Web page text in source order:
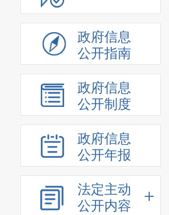
政府信息
公开指南
政府信息
公开制度
政府信息
公开年报
法定主动
公开内容